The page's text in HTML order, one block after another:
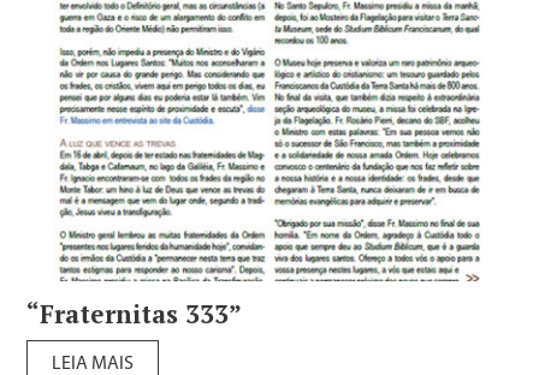
“Fraternitas 333”
LEIA MAIS